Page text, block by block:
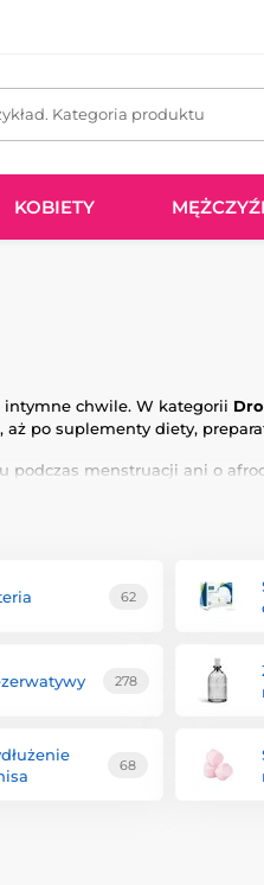
Kategoria produktu
KOBIETY
chwile. W kategorii
po suplementy diety,
menstruacji ani o
płynne wibratory nakłada się
cię w chmury.
62
278
68